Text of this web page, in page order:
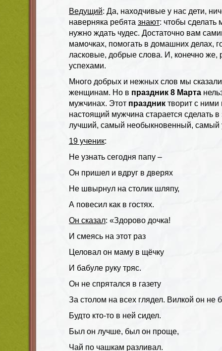
Ведущий: Да, находчивые у нас дети,
наверняка ребята знают: чтобы сделать
нужно ждать чудес. Достаточно вам
мамочках, помогать в домашних делах,
ласковые, добрые слова. И, конечно же,
успехами.
Много добрых и нежных слов мы
женщинам. Но в праздник 8 Марта
мужчинах. Этот праздник творит с
настоящий мужчина старается сделать
лучший, самый необыкновенный, самый
19 ученик:
Не узнать сегодня папу –
Он пришел и вдруг в дверях
Не швырнул на столик шляпу,
А повесил как в гостях.
Он сказал: «Здорово дочка!
И смеясь на этот раз
Целовал он маму в щёчку
И бабуле руку тряс.
Он не спрятался в газету
За столом на всех глядел. Вилкой он не
Будто кто-то в ней сидел.
Был он лучше, был он проще,
Чай по чашкам разливал.